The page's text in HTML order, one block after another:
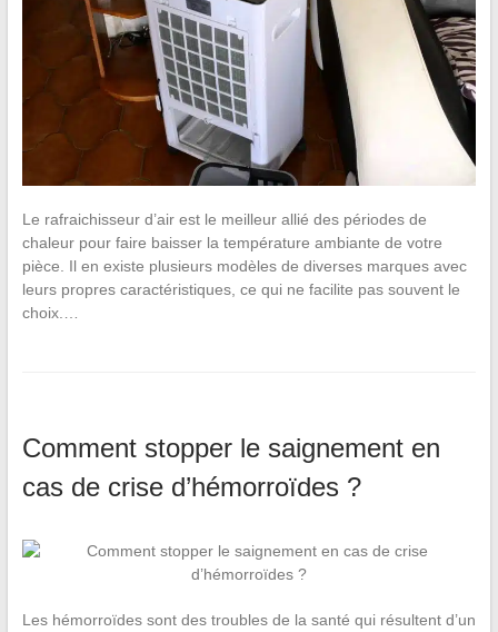
Le rafraichisseur d’air est le meilleur allié des périodes de
chaleur pour faire baisser la température ambiante de votre
pièce. Il en existe plusieurs modèles de diverses marques avec
leurs propres caractéristiques, ce qui ne facilite pas souvent le
choix.…
Comment stopper le saignement en
cas de crise d’hémorroïdes ?
Les hémorroïdes sont des troubles de la santé qui résultent d’un